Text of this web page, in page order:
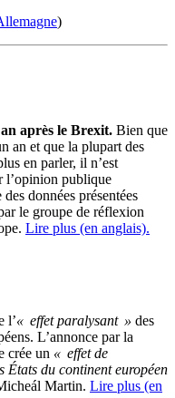
)
après le Brexit. Bien que
an et que la plupart des
en parler, il n’est
l’opinion publique
données présentées
le groupe de réflexion
Lire plus (en anglais).
l’« effet paralysant » des
L’annonce par la
crée un « effet de
États du continent européen
Martin. Lire plus (en